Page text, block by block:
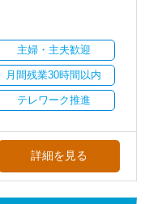
主婦・主夫歓迎
月間残業30時間以内
テレワーク推進
詳細を見る